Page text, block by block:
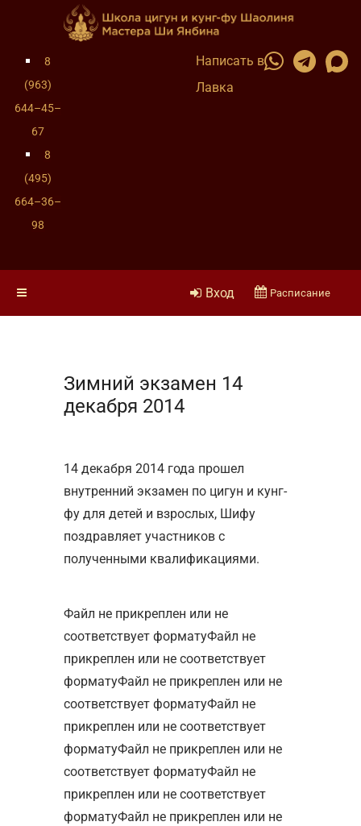
8
(963)
644–45–
67
8
(495)
664–36–
98
Написать в
Лавка
Вход Расписание
Зимний экзамен 14
декабря 2014
14 декабря 2014 года прошел
внутренний экзамен по цигун и кунг-
фу для детей и взрослых, Шифу
поздравляет участников с
полученными квалификациями.
Файл не прикреплен или не
соответствует форматуФайл не
прикреплен или не соответствует
форматуФайл не прикреплен или не
соответствует форматуФайл не
прикреплен или не соответствует
форматуФайл не прикреплен или не
соответствует форматуФайл не
прикреплен или не соответствует
форматуФайл не прикреплен или не